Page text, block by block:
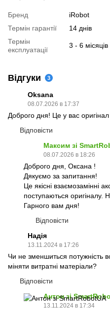
Бренд
iRobot
Термін гарантії
14 днів
Термін
експлуатації
3 - 6 місяців
Відгуки 3
Oksana
08.07.2026 в 17:37
Доброго дня! Це у вас
Відповісти
Максим зі
08.07.2026 в 18:26
Доброго дня, Оксана !
Дякуємо за запитання!
Це якісні взаємозамінні
поступаються оригіналу.
Гарного вам дня!
Відповісти
Надія
13.11.2024 в 17:26
Чи не зменшиться потужність
міняти витратні матеріали?
Відповісти
Антон зі
13.11.2024 в 17:34